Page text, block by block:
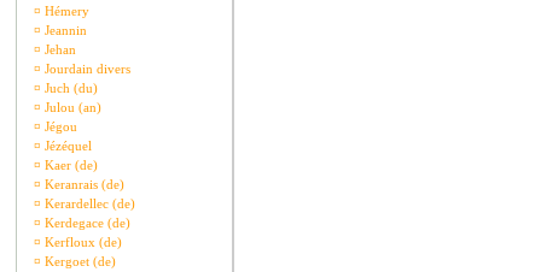
¤ Hémery
¤ Jeannin
¤ Jehan
¤ Jourdain divers
¤ Juch (du)
¤ Julou (an)
¤ Jégou
¤ Jézéquel
¤ Kaer (de)
¤ Keranrais (de)
¤ Kerardellec (de)
¤ Kerdegace (de)
¤ Kerfloux (de)
¤ Kergoet (de)